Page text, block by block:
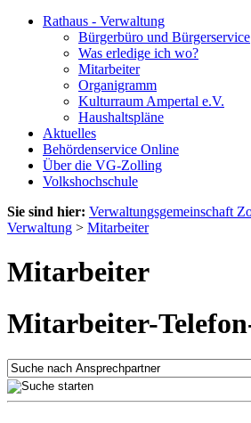
Rathaus - Verwaltung
Bürgerbüro und Bürgerservice
Was erledige ich wo?
Mitarbeiter
Organigramm
Kulturraum Ampertal e.V.
Haushaltspläne
Aktuelles
Behördenservice Online
Über die VG-Zolling
Volkshochschule
Sie sind hier: Verwaltungsgemeinschaft
Verwaltung > Mitarbeiter
Mitarbeiter
Mitarbeiter-